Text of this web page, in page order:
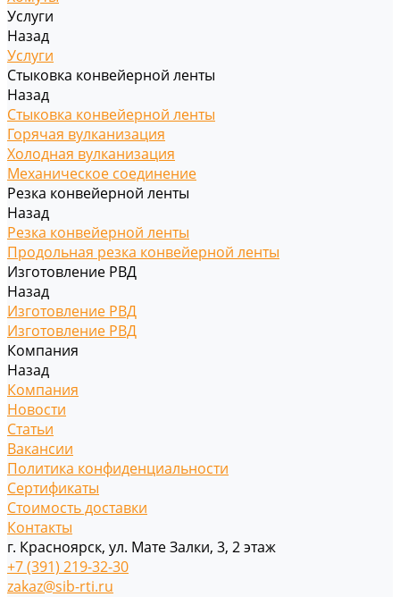
Услуги
Назад
Услуги
Стыковка конвейерной ленты
Назад
Стыковка конвейерной ленты
Горячая вулканизация
Холодная вулканизация
Механическое соединение
Резка конвейерной ленты
Назад
Резка конвейерной ленты
Продольная резка конвейерной ленты
Изготовление РВД
Назад
Изготовление РВД
Изготовление РВД
Компания
Назад
Компания
Новости
Статьи
Вакансии
Политика конфиденциальности
Сертификаты
Стоимость доставки
Контакты
г. Красноярск, ул. Мате Залки, 3, 2 этаж
+7 (391) 219-32-30
zakaz@sib-rti.ru